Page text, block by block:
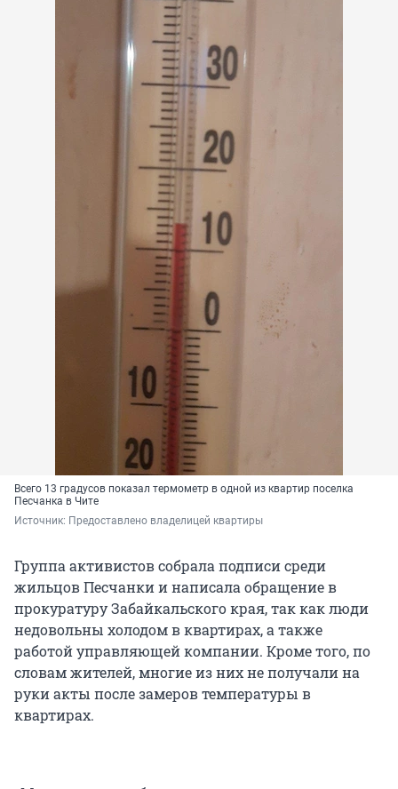
Всего 13 градусов показал термометр в одной из квартир поселка
Песчанка в Чите
Источник: Предоставлено владелицей квартиры
Группа активистов собрала подписи среди
жильцов Песчанки и написала обращение в
прокуратуру Забайкальского края, так как люди
недовольны холодом в квартирах, а также
работой управляющей компании. Кроме того, по
словам жителей, многие из них не получали на
руки акты после замеров температуры в
квартирах.